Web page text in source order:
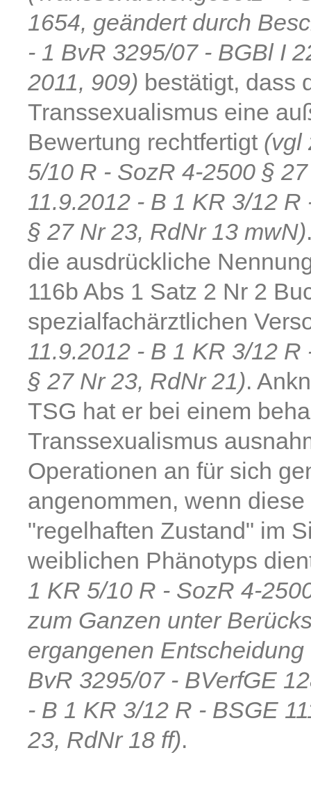
1654, geändert durch
- 1 BvR 3295/07 - BGBl I
2011, 909) bestätigt, dass
Transsexualismus eine
Bewertung rechtfertigt (vgl
5/10 R - SozR 4-2500 §
11.9.2012 - B 1 KR 3/12
§ 27 Nr 23, RdNr 13 mwN)
die ausdrückliche
116b Abs 1 Satz 2 Nr 2
spezialfachärztlichen
11.9.2012 - B 1 KR 3/12
§ 27 Nr 23, RdNr 21).
TSG hat er bei einem
Transsexualismus
Operationen an für sich
angenommen, wenn
"regelhaften Zustand" im
weiblichen Phänotyps
1 KR 5/10 R - SozR 4-
zum Ganzen unter
ergangenen
BvR 3295/07 - BVerfGE
- B 1 KR 3/12 R - BSGE
23, RdNr 18 ff).